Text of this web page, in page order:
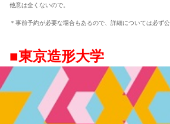
他意は全くないので。
＊事前予約が必要な場合もあるので、詳細については必ず
■東京造形大学